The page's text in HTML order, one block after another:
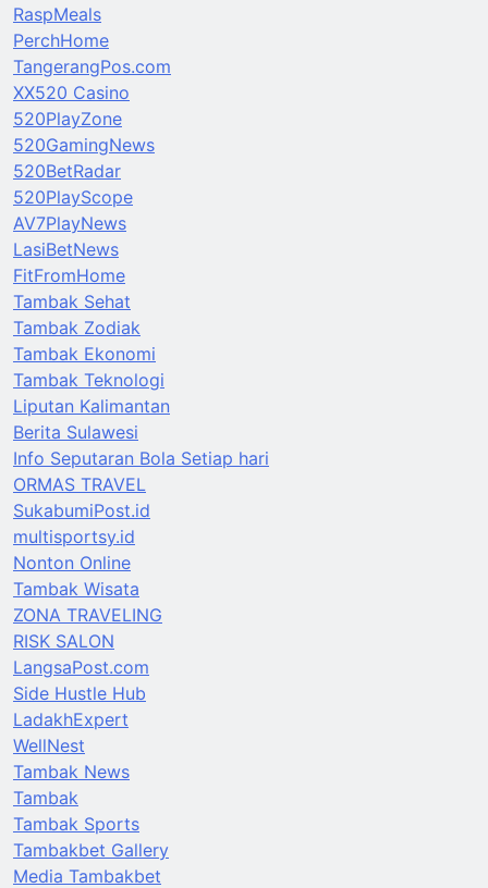
RaspMeals
PerchHome
TangerangPos.com
XX520 Casino
520PlayZone
520GamingNews
520BetRadar
520PlayScope
AV7PlayNews
LasiBetNews
FitFromHome
Tambak Sehat
Tambak Zodiak
Tambak Ekonomi
Tambak Teknologi
Liputan Kalimantan
Berita Sulawesi
Info Seputaran Bola Setiap hari
ORMAS TRAVEL
SukabumiPost.id
multisportsy.id
Nonton Online
Tambak Wisata
ZONA TRAVELING
RISK SALON
LangsaPost.com
Side Hustle Hub
LadakhExpert
WellNest
Tambak News
Tambak
Tambak Sports
Tambakbet Gallery
Media Tambakbet